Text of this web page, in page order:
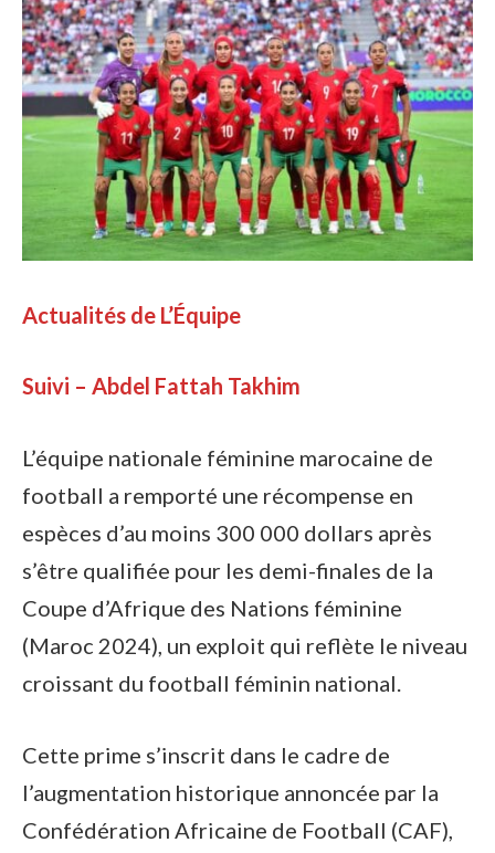
Actualités de L’Équipe
Suivi – Abdel Fattah Takhim
L’équipe nationale féminine marocaine de
football a remporté une récompense en
espèces d’au moins 300 000 dollars après
s’être qualifiée pour les demi-finales de la
Coupe d’Afrique des Nations féminine
(Maroc 2024), un exploit qui reflète le niveau
croissant du football féminin national.
Cette prime s’inscrit dans le cadre de
l’augmentation historique annoncée par la
Confédération Africaine de Football (CAF),